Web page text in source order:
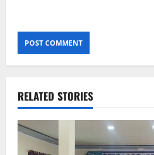
RELATED STORIES